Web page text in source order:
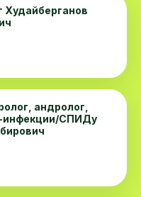
Худайберганов
андролог,
инфекции/СПИДу